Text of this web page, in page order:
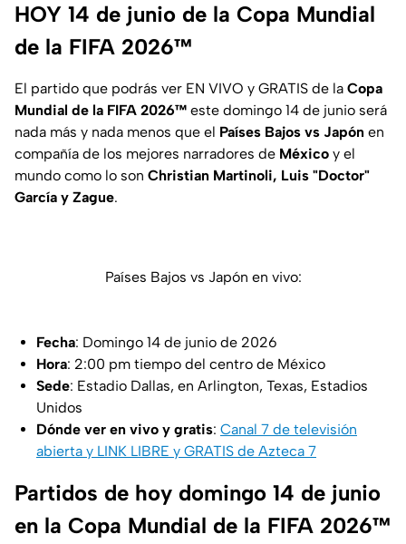
HOY 14 de junio de la Copa Mundial
de la FIFA 2026™
El partido que podrás ver EN VIVO y GRATIS de la Copa
Mundial de la FIFA 2026™ este domingo 14 de junio será
nada más y nada menos que el Países Bajos vs Japón en
compañía de los mejores narradores de México y el
mundo como lo son Christian Martinoli, Luis "Doctor"
García y Zague.
Países Bajos vs Japón en vivo:
Fecha: Domingo 14 de junio de 2026
Hora: 2:00 pm tiempo del centro de México
Sede: Estadio Dallas, en Arlington, Texas, Estadios
Unidos
Dónde ver en vivo y gratis: Canal 7 de televisión
abierta y LINK LIBRE y GRATIS de Azteca 7
Partidos de hoy domingo 14 de junio
en la Copa Mundial de la FIFA 2026™